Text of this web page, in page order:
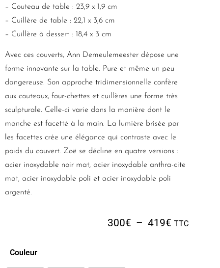
– Couteau de table : 23,9 x 1,9 cm
– Cuillère de table : 22,1 x 3,6 cm
– Cuillère à dessert : 18,4 x 3 cm
Avec ces couverts, Ann Demeulemeester dépose une
forme innovante sur la table. Pure et même un peu
dangereuse. Son approche tridimensionnelle confère
aux couteaux, four-chettes et cuillères une forme très
sculpturale. Celle-ci varie dans la manière dont le
manche est facetté à la main. La lumière brisée par
les facettes crée une élégance qui contraste avec le
poids du couvert. Zoë se décline en quatre versions :
acier inoxydable noir mat, acier inoxydable anthra-cite
mat, acier inoxydable poli et acier inoxydable poli
argenté.
300€ – 419€ TTC
Couleur